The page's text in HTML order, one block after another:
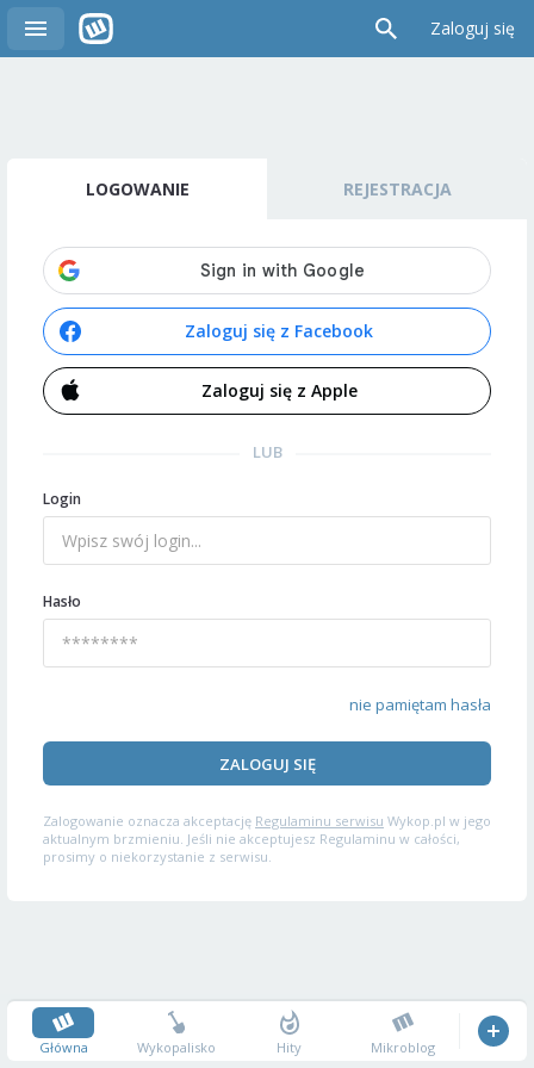
Zaloguj się
LOGOWANIE REJESTRACJA
Zaloguj się z Facebook
Zaloguj się z Apple
LUB
Login
Hasło
nie pamiętam hasła
ZALOGUJ SIĘ
Zalogowanie oznacza akceptację Regulaminu serwisu Wykop.pl w jego
aktualnym brzmieniu. Jeśli nie akceptujesz Regulaminu w całości,
prosimy o niekorzystanie z serwisu.
Główna Wykopalisko Hity Mikroblog